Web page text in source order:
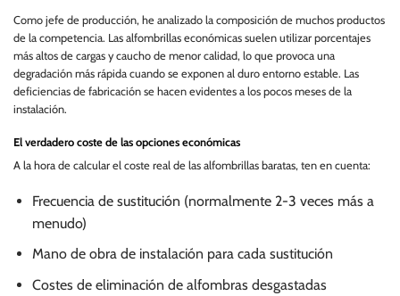
Como jefe de producción, he analizado la composición de muchos productos
de la competencia. Las alfombrillas económicas suelen utilizar porcentajes
más altos de cargas y caucho de menor calidad, lo que provoca una
degradación más rápida cuando se exponen al duro entorno estable. Las
deficiencias de fabricación se hacen evidentes a los pocos meses de la
instalación.
El verdadero coste de las opciones económicas
A la hora de calcular el coste real de las alfombrillas baratas, ten en cuenta:
Frecuencia de sustitución (normalmente 2-3 veces más a
menudo)
Mano de obra de instalación para cada sustitución
Costes de eliminación de alfombras desgastadas